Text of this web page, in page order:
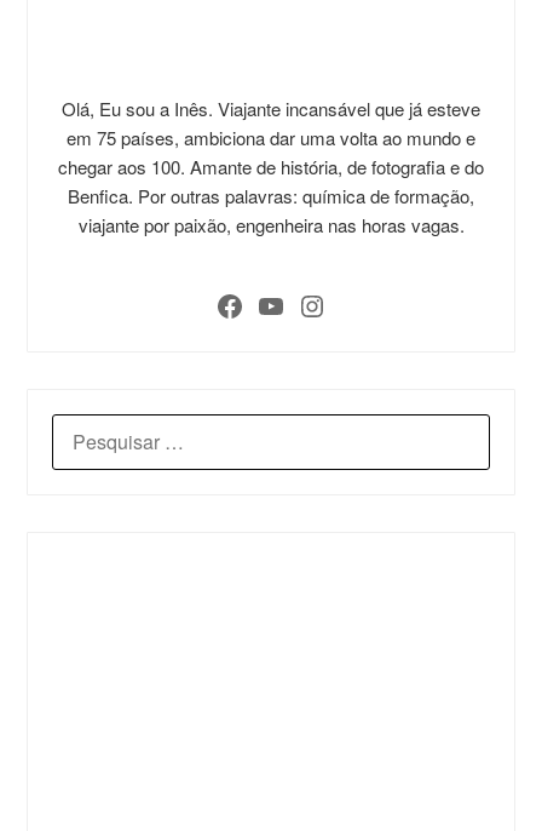
Olá, Eu sou a Inês. Viajante incansável que já esteve
em 75 países, ambiciona dar uma volta ao mundo e
chegar aos 100. Amante de história, de fotografia e do
Benfica. Por outras palavras: química de formação,
viajante por paixão, engenheira nas horas vagas.